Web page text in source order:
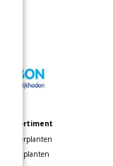
Assortiment
Kamerplanten
Tuinplanten